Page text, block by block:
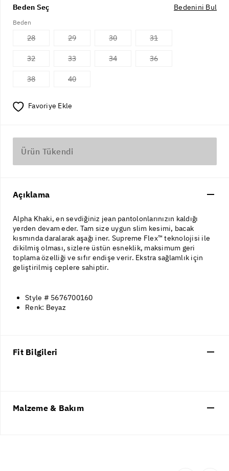
Beden Seç
Bedenini Bul
Beden
28 29 30 31
32 33 34 36
38 40
Favoriye Ekle
Ürün Tükendi
Açıklama
Alpha Khaki, en sevdiğiniz jean pantolonlarınızın kaldığı
yerden devam eder. Tam size uygun slim kesimi, bacak
kısmında daralarak aşağı iner. Supreme Flex™ teknolojisi ile
dikilmiş olması, sizlere üstün esneklik, maksimum geri
toplama özelliği ve sıfır endişe verir. Ekstra sağlamlık için
geliştirilmiş ceplere sahiptir.
Style # 5676700160
Renk: Beyaz
Fit Bilgileri
Malzeme & Bakım